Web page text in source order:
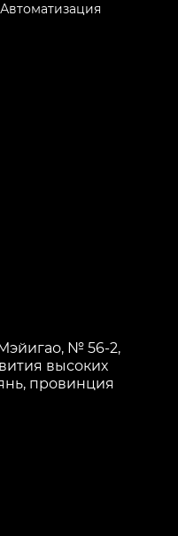
№ 56-2,
высоких
провинция